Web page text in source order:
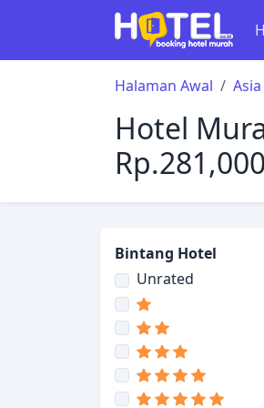
Halaman Awal Asia
Hotel
Rp.281,000
Bintang Hotel
Unrated